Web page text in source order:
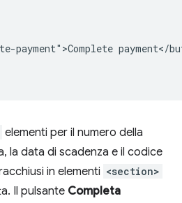
payment">Complete payment</
elementi per il numero della
la data di scadenza e il codice
in elementi <section>
Il pulsante Completa